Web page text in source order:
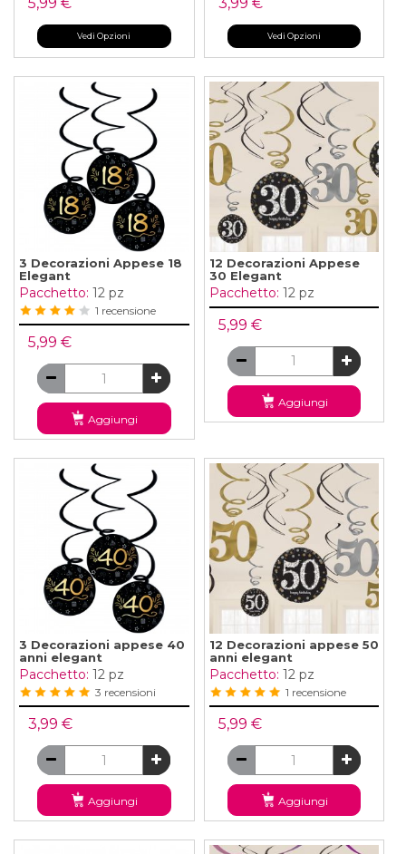
Vedi Opzioni Vedi Opzioni
3 Decorazioni Appese 18
Elegant
Pacchetto: 12 pz
1 recensione
5,99 €
Aggiungi
12 Decorazioni Appese
30 Elegant
Pacchetto: 12 pz
5,99 €
Aggiungi
3 Decorazioni appese 40
anni elegant
Pacchetto: 12 pz
3 recensioni
3,99 €
Aggiungi
12 Decorazioni appese 50
anni elegant
Pacchetto: 12 pz
1 recensione
5,99 €
Aggiungi